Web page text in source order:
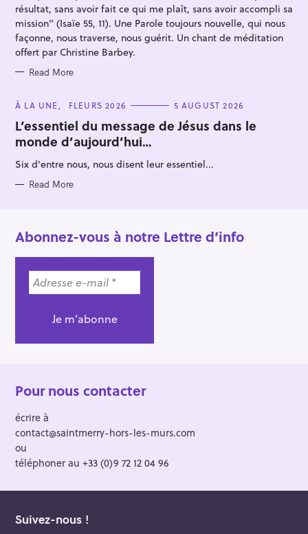
résultat, sans avoir fait ce qui me plaît, sans avoir accompli sa
mission" (Isaïe 55, 11). Une Parole toujours nouvelle, qui nous
façonne, nous traverse, nous guérit. Un chant de méditation
offert par Christine Barbey.
Read More
C
T
E
G
O
R
I
S
À LA UNE FLEURS 2026 5 AUGUST 2026
L’essentiel du message de Jésus dans le
monde d’aujourd’hui…
Six d'entre nous, nous disent leur essentiel...
Read More
Abonnez-vous à notre Lettre d’info
Pour nous contacter
écrire à
contact@saintmerry-hors-les-murs.com
ou
téléphoner au +33 (0)9 72 12 04 96
Suivez-nous !